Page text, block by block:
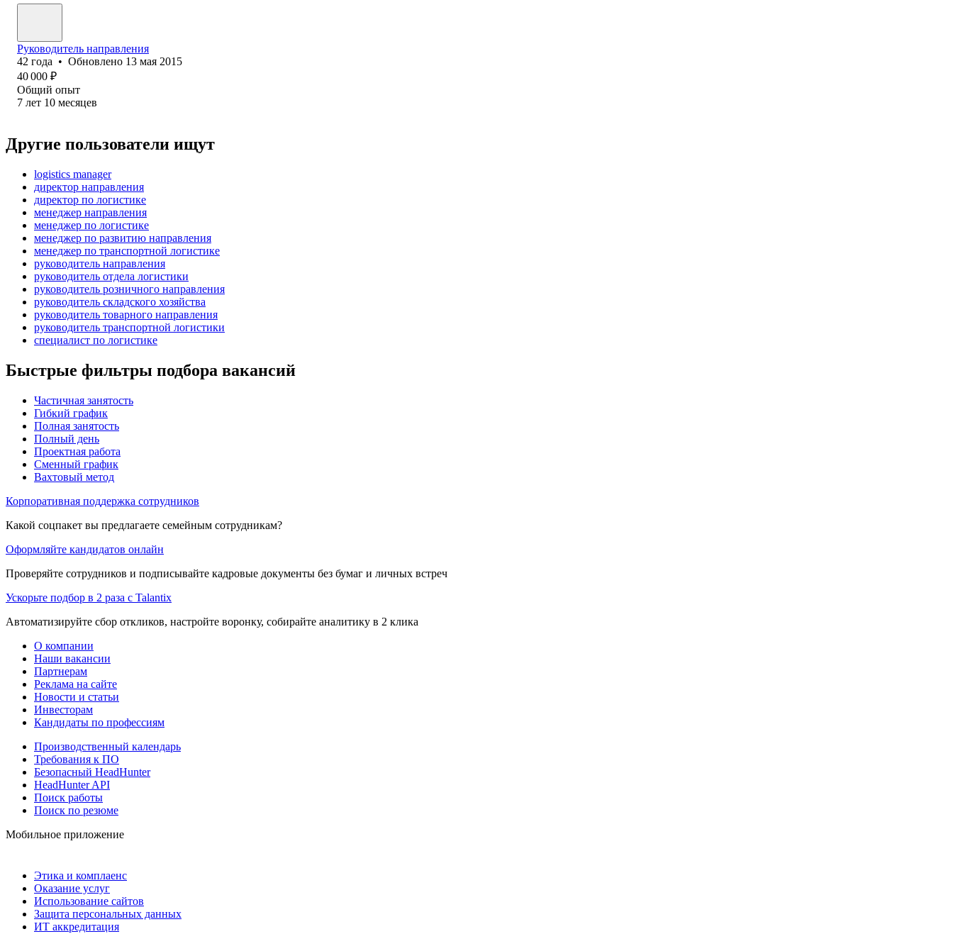
Руководитель направления
42 года • Обновлено 13 мая 2015
40 000 ₽
Общий опыт
7 лет 10 месяцев
Другие пользователи ищут
logistics manager
директор направления
директор по логистике
менеджер направления
менеджер по логистике
менеджер по развитию направления
менеджер по транспортной логистике
руководитель направления
руководитель отдела логистики
руководитель розничного направления
руководитель складского хозяйства
руководитель товарного направления
руководитель транспортной логистики
специалист по логистике
Быстрые фильтры подбора вакансий
Частичная занятость
Гибкий график
Полная занятость
Полный день
Проектная работа
Сменный график
Вахтовый метод
Корпоративная поддержка сотрудников
Какой соцпакет вы предлагаете семейным сотрудникам?
Оформляйте кандидатов онлайн
Проверяйте сотрудников и подписывайте кадровые документы без бумаг и личных встреч
Ускорьте подбор в 2 раза с Talantix
Автоматизируйте сбор откликов, настройте воронку, собирайте аналитику в 2 клика
О компании
Наши вакансии
Партнерам
Реклама на сайте
Новости и статьи
Инвесторам
Кандидаты по профессиям
Производственный календарь
Требования к ПО
Безопасный HeadHunter
HeadHunter API
Поиск работы
Поиск по резюме
Мобильное приложение
Этика и комплаенс
Оказание услуг
Использование сайтов
Защита персональных данных
ИТ аккредитация